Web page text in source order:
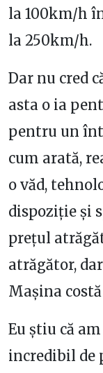
la 100km/h
la 250km/h.
Dar nu cred
asta o ia
pentru un
cum arată,
o văd,
dispoziție și
prețul
atrăgător,
Mașina costă
Eu știu că
incredibil de